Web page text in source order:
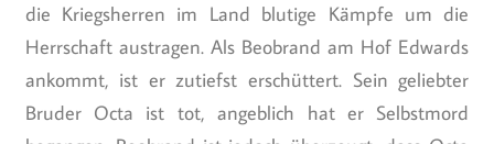
die Kriegsherren im Land blutige Kämpfe um die
Herrschaft austragen. Als Beobrand am Hof Edwards
ankommt, ist er zutiefst erschüttert. Sein geliebter
Bruder Octa ist tot, angeblich hat er Selbstmord